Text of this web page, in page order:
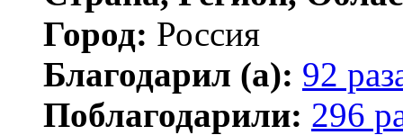
Город: Россия
Благодарил (а): 92
Поблагодарили: 296